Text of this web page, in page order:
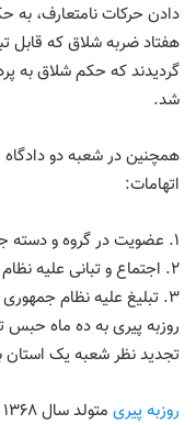
دادن حرکات نامتعارف،
هفتاد ضربه شلاق که قابل
گردیدند که حکم شلاق به
شد.
همچنین در شعبه دو
اتهامات:
۱. عضویت در گروه و دسته جات برای برهم زدن امنیت ملی
۲. اجتماع و تبانی علیه نظام
۳. تبلیغ علیه نظام
روزبه پیری به ده ماه
تجدید نظر شعبه یک
روزبه پیری